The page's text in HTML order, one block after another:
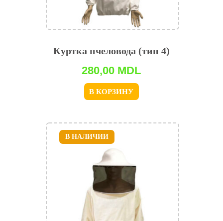
Куртка пчеловода (тип 4)
280,00 MDL
В КОРЗИНУ
В НАЛИЧИИ